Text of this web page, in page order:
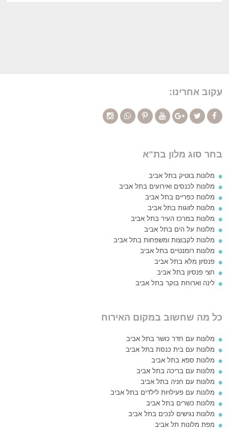
עקוב אחרינו:
בחר סוג מלון בת"א
מלונות בוטיק בתל אביב
מלונות לכנסים ואירועים בתל אביב
מלונות כפריים בתל אביב
מלונות לזוגות בתל אביב
מלונות במרכז העיר בתל אביב
מלונות על הים בתל אביב
מלונות לקבוצות ומשפחות בתל אביב
מלונות רומנטיים בתל אביב
פנסיון מלא בתל אביב
חצי פנסיון בתל אביב
לינה וארוחת בוקר בתל אביב
כל מה שחשוב במקום האירוח
מלונות עם חדר כושר בתל אביב
מלונות עם בית כנסת בתל אביב
מלונות ספא בתל אביב
מלונות עם בריכה בתל אביב
מלונות עם חניה בתל אביב
מלונות עם פעילויות לילדים בתל אביב
מלונות כשרים בתל אביב
מלונות נגישים לנכים בתל אביב
מפת מלונות תל אביב